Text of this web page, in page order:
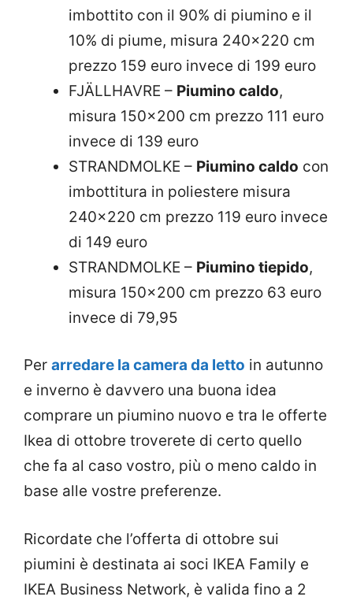
imbottito con il 90% di piumino e il
10% di piume, misura 240×220 cm
prezzo 159 euro invece di 199 euro
FJÄLLHAVRE – Piumino caldo,
misura 150×200 cm prezzo 111 euro
invece di 139 euro
STRANDMOLKE – Piumino caldo con
imbottitura in poliestere misura
240×220 cm prezzo 119 euro invece
di 149 euro
STRANDMOLKE – Piumino tiepido,
misura 150×200 cm prezzo 63 euro
invece di 79,95
Per arredare la camera da letto in autunno
e inverno è davvero una buona idea
comprare un piumino nuovo e tra le offerte
Ikea di ottobre troverete di certo quello
che fa al caso vostro, più o meno caldo in
base alle vostre preferenze.
Ricordate che l’offerta di ottobre sui
piumini è destinata ai soci IKEA Family e
IKEA Business Network, è valida fino a 2